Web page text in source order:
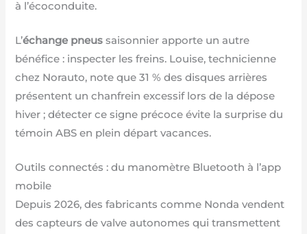
à l’écoconduite.
L’échange pneus saisonnier apporte un autre
bénéfice : inspecter les freins. Louise, technicienne
chez Norauto, note que 31 % des disques arrières
présentent un chanfrein excessif lors de la dépose
hiver ; détecter ce signe précoce évite la surprise du
témoin ABS en plein départ vacances.
Outils connectés : du manomètre Bluetooth à l’app
mobile
Depuis 2026, des fabricants comme Nonda vendent
des capteurs de valve autonomes qui transmettent